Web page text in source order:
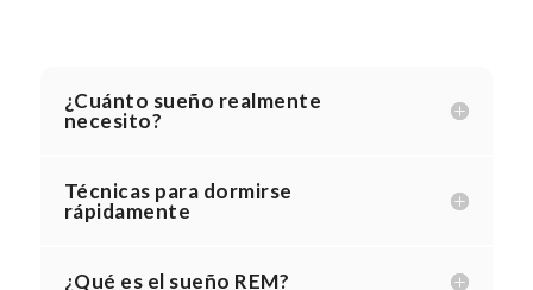
¿Cuánto sueño realmente
necesito?
Técnicas para dormirse
rápidamente
¿Qué es el sueño REM?